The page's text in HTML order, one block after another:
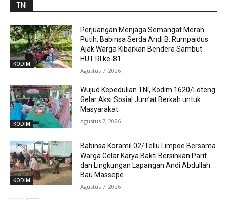
TNI
KODIM
Perjuangan Menjaga Semangat Merah
Putih, Babinsa Serda Andi B. Rumpaidus
Ajak Warga Kibarkan Bendera Sambut
HUT RI ke-81
Agustus 7, 2026
KODIM
Wujud Kepedulian TNI, Kodim 1620/Loteng
Gelar Aksi Sosial Jum’at Berkah untuk
Masyarakat
Agustus 7, 2026
KODIM
Babinsa Koramil 02/Tellu Limpoe Bersama
Warga Gelar Karya Bakti Bersihkan Parit
dan Lingkungan Lapangan Andi Abdullah
Bau Massepe
Agustus 7, 2026